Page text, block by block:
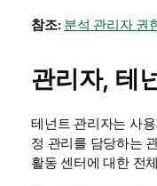
참조: 분석 관리자 권
관리자, 테
테넌트 관리자는 사
정 관리를 담당하는
활동 센터에 대한 전